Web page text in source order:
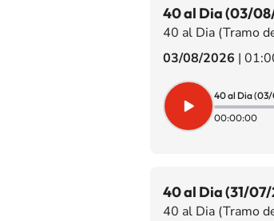
40 al Dia (03/
40 al Dia (Tramo
03/08/2026 |
40 al Dia (03/
00:00:00
40 al Dia (31/07/
40 al Dia (Tramo